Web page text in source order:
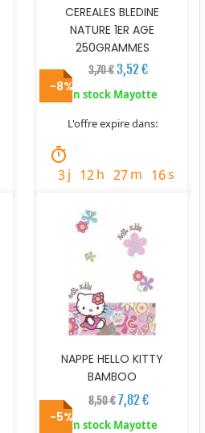
CEREALES BLEDINE
NATURE 1ER AGE
250GRAMMES
3,70 €3,52 €
En stock Mayotte
L'offre expire dans:
timer
3j 12h 27m 15s
-8%
NAPPE HELLO KITTY
BAMBOO
8,50 € 7,82 €
En stock Mayotte
-5%